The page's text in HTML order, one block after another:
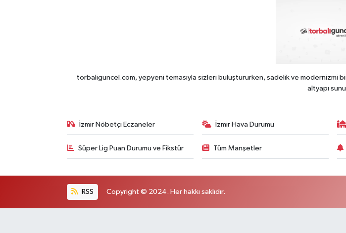
torbaliguncel.com, yepyeni temasıyla sizleri buluştururken, sadelik ve modernizmi
altyapı
İzmir Nöbetçi Eczaneler İzmir Hava Durumu
Süper Lig Puan Durumu ve Fikstür Tüm Manşetler
RSS Copyright © 2024. Her hakkı saklıdır.